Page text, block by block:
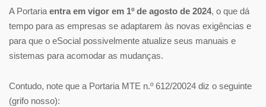
A Portaria entra em vigor em 1º de agosto de 2024, o que dá
tempo para as empresas se adaptarem às novas exigências e
para que o eSocial possivelmente atualize seus manuais e
sistemas para acomodar as mudanças.
Contudo, note que a Portaria MTE n.º 612/20024 diz o seguinte
(grifo nosso):